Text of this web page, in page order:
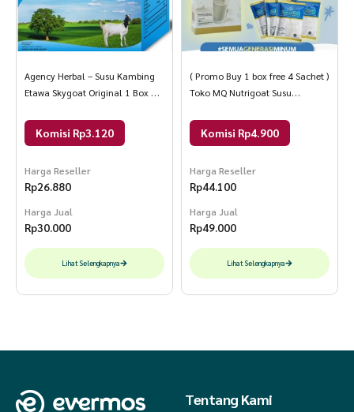
Agency Herbal – Susu Kambing
Etawa Skygoat Original 1 Box 10
Komisi Rp3.120
Harga Reseller
Rp26.880
Harga Jual
Rp30.000
Lihat Selengkapnya
( Promo Buy 1 box free 4 Sachet )
Toko MQ Nutrigoat Susu
Komisi Rp4.900
Harga Reseller
Rp44.100
Harga Jual
Rp49.000
Lihat Selengkapnya
Tentang Kami